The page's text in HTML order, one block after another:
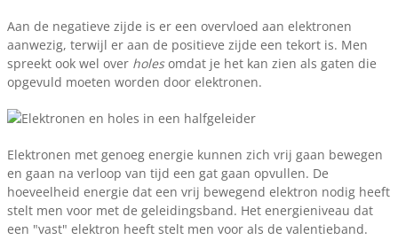
Aan de negatieve zijde is er een overvloed aan elektronen
aanwezig, terwijl er aan de positieve zijde een tekort is. Men
spreekt ook wel over holesomdat je het kan zien als gaten die
opgevuld moeten worden door elektronen.
Elektronen met genoeg energie kunnen zich vrij gaan bewegen
en gaan na verloop van tijd een gat gaan opvullen. De
hoeveelheid energie dat een vrij bewegend elektron nodig heeft
stelt men voor met de geleidingsband. Het energieniveau dat
een "vast" elektron heeft stelt men voor als de valentieband.